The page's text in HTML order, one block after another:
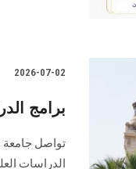
2026-07-02
برامج
تواصل جامعة
الدراسات